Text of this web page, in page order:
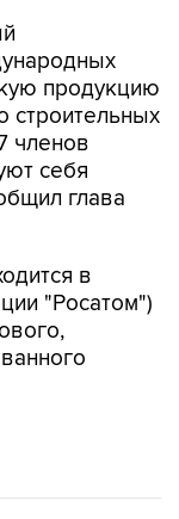
продукцию
строительных
членов
себя
глава
в
"Росатом")